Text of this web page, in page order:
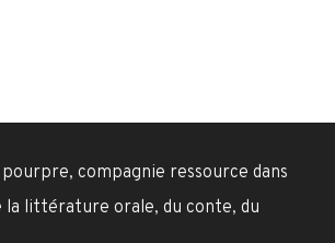
compagnie ressource dans
la littérature orale, du conte, du